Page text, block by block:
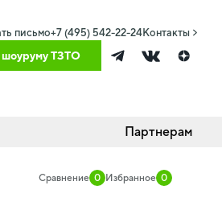
шоуруму ТЗТО
письмо+7 (495) 542-22-24Контакты
Партнерам
Сравнение 0 Избранное 0